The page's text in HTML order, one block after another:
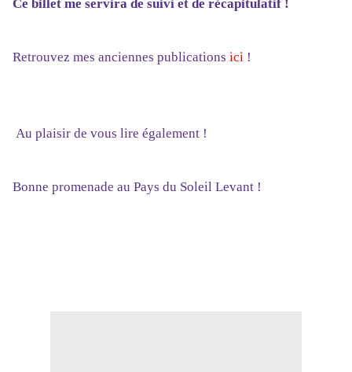
Ce billet me servira de suivi et de récapitulatif !
Retrouvez mes anciennes publications ici !
Au plaisir de vous lire également !
Bonne promenade au Pays du Soleil Levant !